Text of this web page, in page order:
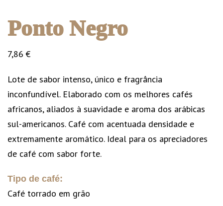
Ponto Negro
7,86€
Lote de sabor intenso, único e fragrância
inconfundível. Elaborado com os melhores cafés
africanos, aliados à suavidade e aroma dos arábicas
sul-americanos. Café com acentuada densidade e
extremamente aromático. Ideal para os apreciadores
de café com sabor forte.
Tipo de café:
Café torrado em grão